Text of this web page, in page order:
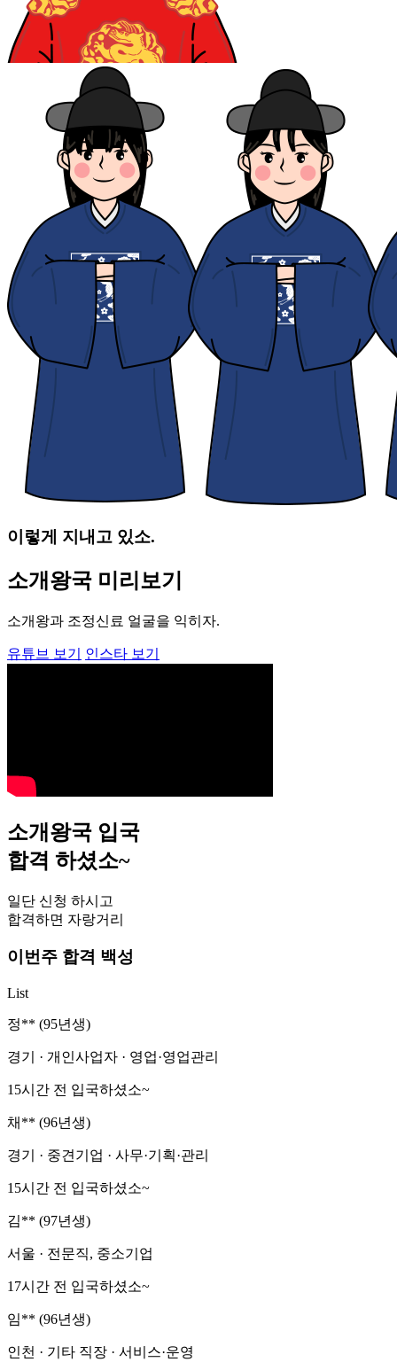
이렇게 지내고 있소.
소개왕국 미리보기
소개왕과 조정신료 얼굴을 익히자.
유튜브 보기 인스타 보기
소개왕국 입국
합격 하셨소~
일단 신청 하시고
합격하면 자랑거리
이번주 합격 백성
List
정** (95년생)
경기 · 개인사업자 · 영업·영업관리
15시간 전 입국하셨소~
채** (96년생)
경기 · 중견기업 · 사무·기획·관리
15시간 전 입국하셨소~
김** (97년생)
서울 · 전문직, 중소기업
17시간 전 입국하셨소~
임** (96년생)
인천 · 기타 직장 · 서비스·운영